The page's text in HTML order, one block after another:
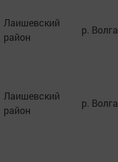
Лаишевский
район
р. Волга
Лаишевский
район
р. Волга